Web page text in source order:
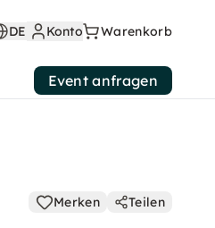
DE Konto Warenkorb
Event anfragen
Merken Teilen